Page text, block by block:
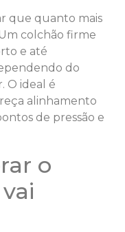
que quanto mais
colchão firme
e até
do
O ideal é
alinhamento
de pressão e
o